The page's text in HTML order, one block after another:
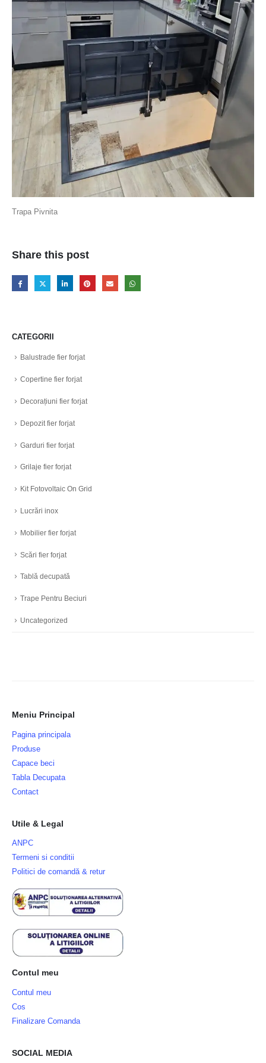
Trapa Pivnita
Share this post
CATEGORII
Balustrade fier forjat
Copertine fier forjat
Decorațiuni fier forjat
Depozit fier forjat
Garduri fier forjat
Grilaje fier forjat
Kit Fotovoltaic On Grid
Lucrări inox
Mobilier fier forjat
Scări fier forjat
Tablă decupată
Trape Pentru Beciuri
Uncategorized
Meniu Principal
Pagina principala
Produse
Capace beci
Tabla Decupata
Contact
Utile & Legal
ANPC
Termeni si conditii
Politici de comandă & retur
Contul meu
Contul meu
Cos
Finalizare Comanda
SOCIAL MEDIA